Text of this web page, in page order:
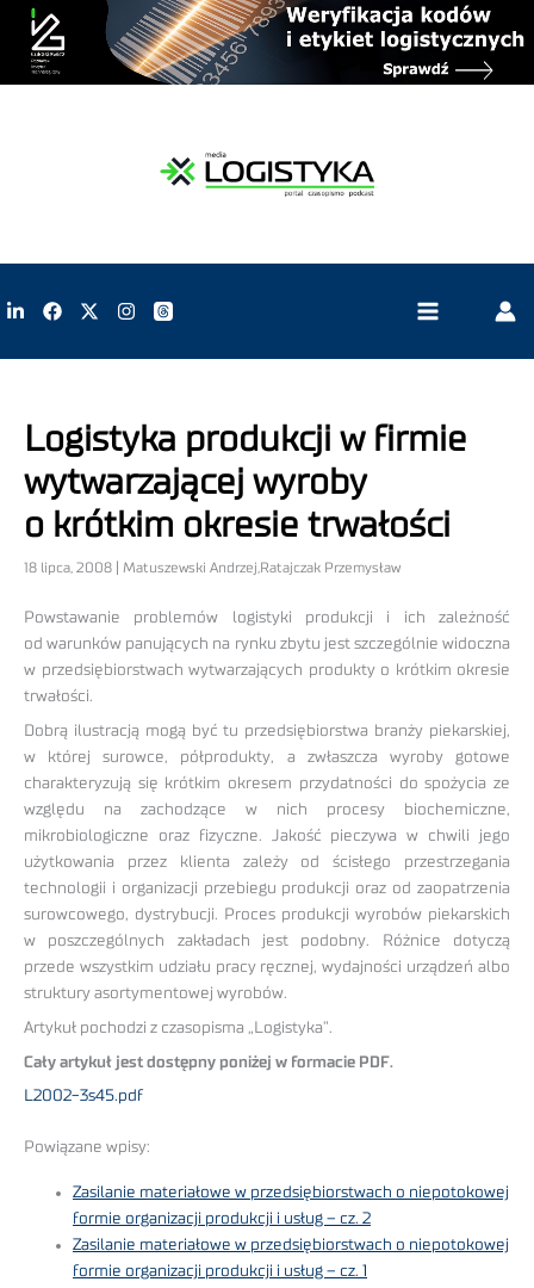
Logistyka produkcji w firmie
wytwarzającej wyroby
o krótkim okresie trwałości
18 lipca, 2008 | Matuszewski Andrzej,Ratajczak Przemysław
Powstawanie problemów logistyki produkcji i ich zależność
od warunków panujących na rynku zbytu jest szczególnie widoczna
w przedsiębiorstwach wytwarzających produkty o krótkim okresie
trwałości.
Dobrą ilustracją mogą być tu przedsiębiorstwa branży piekarskiej,
w której surowce, półprodukty, a zwłaszcza wyroby gotowe
charakteryzują się krótkim okresem przydatności do spożycia ze
względu na zachodzące w nich procesy biochemiczne,
mikrobiologiczne oraz fizyczne. Jakość pieczywa w chwili jego
użytkowania przez klienta zależy od ścisłego przestrzegania
technologii i organizacji przebiegu produkcji oraz od zaopatrzenia
surowcowego, dystrybucji. Proces produkcji wyrobów piekarskich
w poszczególnych zakładach jest podobny. Różnice dotyczą
przede wszystkim udziału pracy ręcznej, wydajności urządzeń albo
struktury asortymentowej wyrobów.
Artykuł pochodzi z czasopisma „Logistyka”.
Cały artykuł jest dostępny poniżej w formacie PDF.
L2002-3s45.pdf
Powiązane wpisy:
Zasilanie materiałowe w przedsiębiorstwach o niepotokowej
formie organizacji produkcji i usług – cz. 2
Zasilanie materiałowe w przedsiębiorstwach o niepotokowej
formie organizacji produkcji i usług – cz. 1